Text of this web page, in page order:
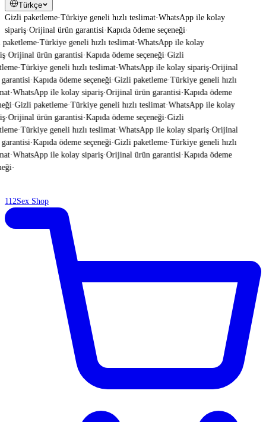
Türkçe
Gizli paketleme·Türkiye geneli hızlı teslimat·WhatsApp ile kolay
sipariş·Orijinal ürün garantisi·Kapıda ödeme seçeneği·
·Türkiye geneli hızlı teslimat·WhatsApp ile kolay
·Orijinal ürün garantisi·Kapıda ödeme seçeneği·Gizli
·Türkiye geneli hızlı teslimat·WhatsApp ile kolay sipariş·Orijinal
·Kapıda ödeme seçeneği·Gizli paketleme·Türkiye geneli hızlı
·WhatsApp ile kolay sipariş·Orijinal ürün garantisi·Kapıda ödeme
·Gizli paketleme·Türkiye geneli hızlı teslimat·WhatsApp ile kolay
·Orijinal ürün garantisi·Kapıda ödeme seçeneği·Gizli
·Türkiye geneli hızlı teslimat·WhatsApp ile kolay sipariş·Orijinal
·Kapıda ödeme seçeneği·Gizli paketleme·Türkiye geneli hızlı
·WhatsApp ile kolay sipariş·Orijinal ürün garantisi·Kapıda ödeme
·
112Sex Shop